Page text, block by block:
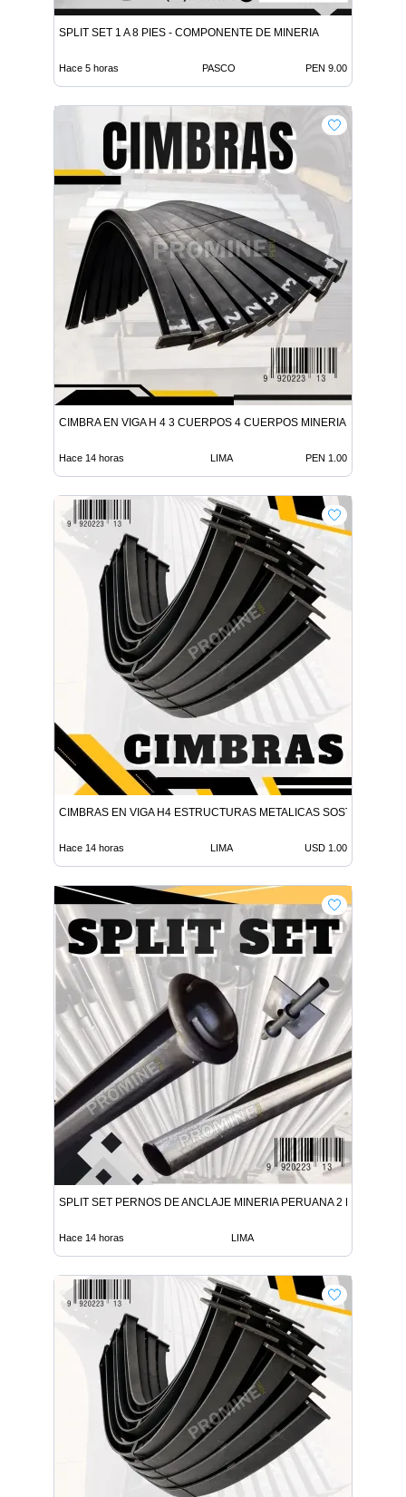
SPLIT SET 1 A 8 PIES - COMPONENTE DE MINERIA
Hace 5 horas PASCO PEN 9.00
CIMBRA EN VIGA H 4 3 CUERPOS 4 CUERPOS MINERIA
Hace 14 horas LIMA PEN 1.00
CIMBRAS EN VIGA H4 ESTRUCTURAS METALICAS
Hace 14 horas LIMA USD 1.00
SPLIT SET PERNOS DE ANCLAJE MINERIA PERUANA 2 DIAS
Hace 14 horas LIMA